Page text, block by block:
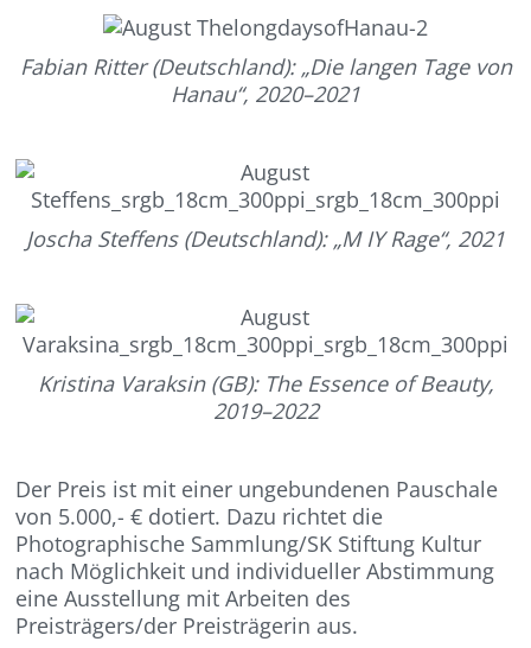
Fabian Ritter (Deutschland): „Die langen Tage von
Hanau“, 2020–2021
Joscha Steffens (Deutschland): „M IY Rage“, 2021
Kristina Varaksin (GB): The Essence of Beauty,
2019–2022
Der Preis ist mit einer ungebundenen Pauschale
von 5.000,- € dotiert. Dazu richtet die
Photographische Sammlung/SK Stiftung Kultur
nach Möglichkeit und individueller Abstimmung
eine Ausstellung mit Arbeiten des
Preisträgers/der Preisträgerin aus.